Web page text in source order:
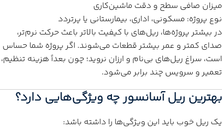
میزان صافی سطح و دقت ماشین‌کاری
نوع پروژه: مسکونی، اداری، بیمارستانی یا پرتردد
در بیشتر پروژه‌ها، ریل‌های با کیفیت بالاتر باعث حرکت نرم‌تر،
صدای کمتر و عمر بیشتر قطعات می‌شوند. اگر پروژه شما حساس
است، سراغ ریل‌های بی‌نام و ارزان نروید؛ چون بعداً هزینه تنظیم،
تعمیر و سرویس چند برابر می‌شود.
بهترین ریل آسانسور چه ویژگی‌هایی دارد؟
یک ریل خوب باید این ویژگی‌ها را داشته باشد: